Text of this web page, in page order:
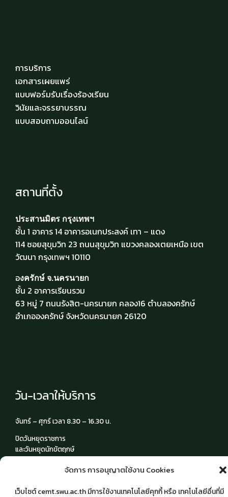
จัดการ การอนุญาตใช้งาน Cookies
เว็บไซต์ cemt.swu.ac.th มีการใช้งานเทคโนโลยีคุกกี้ หรือ เทคโนโลยีอื่นที่มี
การบริการ
เอกสารเผยแพร่
แบบฟอร์มรับเรื่องร้องเรียน
วินัยและจรรยาบรรณ
แบบสอบถามออนไลน์
สถานที่ตั้ง
ประสานมิตร กรุงเทพฯ
ชั้น 1 อาคาร 14 อาคารอเนกประสงค์ เทา – แดง
114 ซอยสุขุมวิท 23 ถนนสุขุมวิท แขวงคลองเตยเหนือ เขต
วัฒนา กรุงเทพฯ 10110
องครักษ์ จ.นครนายก
ชั้น 2 อาคารเรียนรวม
63 หมู่ 7 ถนนรังสิต-นครนายก คลอง16 ตำบลองครักษ์
อำเภอองครักษ์ จังหวัดนครนายก 26120
วัน-เวลาให้บริการ
จันทร์ – ศุกร์ เวลา 8.30 – 16.30 น.
ปิดวันหยุดราชการ
และวันหยุดนักขัตฤกษ์